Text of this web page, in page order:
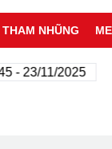
NHŨNG
11/2025 80